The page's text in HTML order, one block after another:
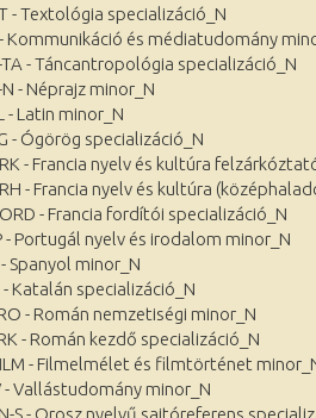
- Textológia specializáció_N
- Kommunikáció és médiatudomány
TA - Táncantropológia specializáció_N
N - Néprajz minor_N
- Latin minor_N
- Ógörög specializáció_N
- Francia nyelv és kultúra
- Francia nyelv és kultúra
- Francia fordítói specializáció_N
- Portugál nyelv és irodalom minor_N
- Spanyol minor_N
- Katalán specializáció_N
- Román nemzetiségi minor_N
- Román kezdő specializáció_N
- Filmelmélet és filmtörténet
- Vallástudomány minor_N
S - Orosz nyelvű sajtóreferens